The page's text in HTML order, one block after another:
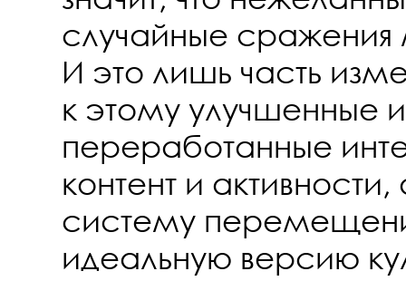
случайные сражения
И это лишь часть
к этому улучшенные и
переработанные
контент и
систему
идеальную версию